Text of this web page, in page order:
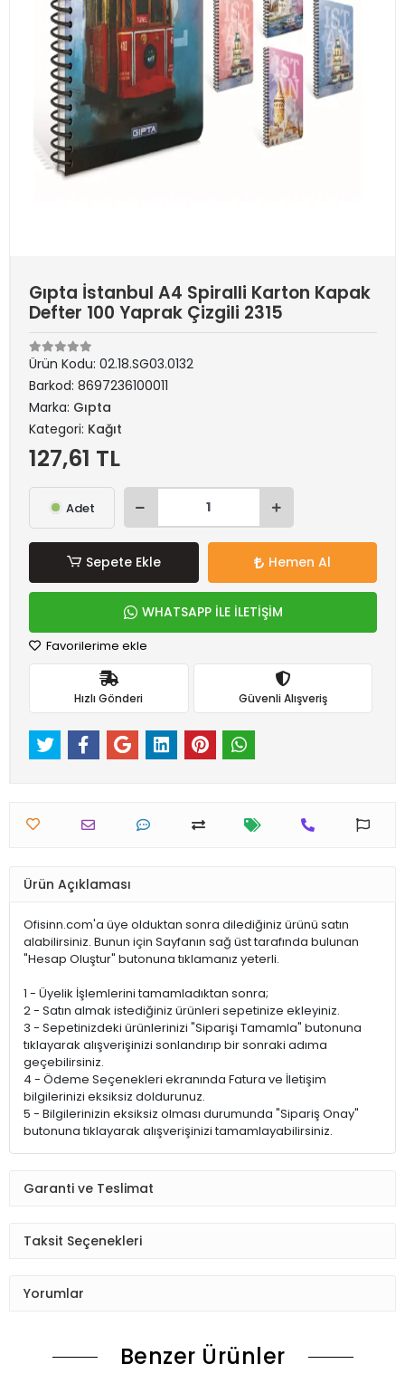
Gıpta İstanbul A4 Spiralli Karton Kapak
Defter 100 Yaprak Çizgili 2315
Ürün Kodu: 02.18.SG03.0132
Barkod: 8697236100011
Marka: Gıpta
Kategori: Kağıt
127,61 TL
Adet
Sepete Ekle Hemen Al
WHATSAPP İLE İLETİŞİM
Favorilerime ekle
Hızlı Gönderi Güvenli Alışveriş
Ürün Açıklaması
Ofisinn.com'a üye olduktan sonra dilediğiniz ürünü satın
alabilirsiniz. Bunun için Sayfanın sağ üst tarafında bulunan
"Hesap Oluştur" butonuna tıklamanız yeterli.
1 - Üyelik İşlemlerini tamamladıktan sonra;
2 - Satın almak istediğiniz ürünleri sepetinize ekleyiniz.
3 - Sepetinizdeki ürünlerinizi "Siparişi Tamamla" butonuna
tıklayarak alışverişinizi sonlandırıp bir sonraki adıma
geçebilirsiniz.
4 - Ödeme Seçenekleri ekranında Fatura ve İletişim
bilgilerinizi eksiksiz doldurunuz.
5 - Bilgilerinizin eksiksiz olması durumunda "Sipariş Onay"
butonuna tıklayarak alışverişinizi tamamlayabilirsiniz.
Garanti ve Teslimat
Taksit Seçenekleri
Yorumlar
Benzer Ürünler